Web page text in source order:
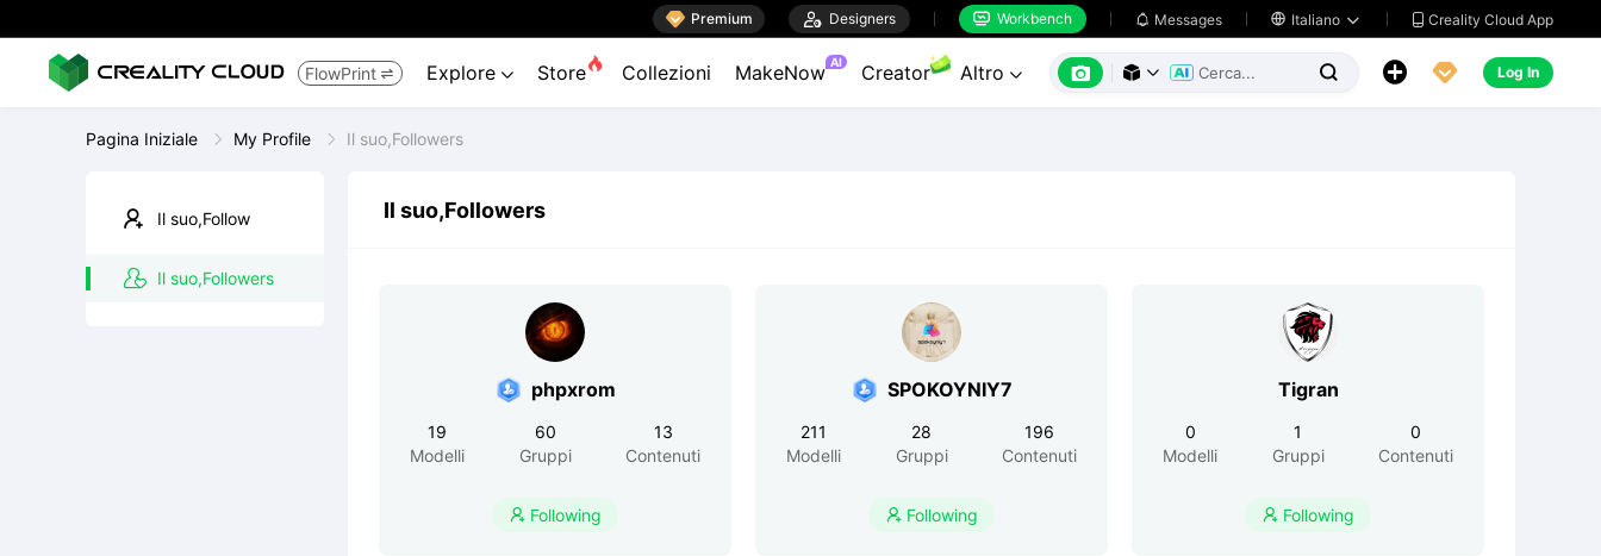
 Premium  Designers  Workbench  Messages  Italiano   Creality Cloud App
FlowPrint  Explore  Store Collezioni MakeNow AI Creator Altro        Log In
Pagina Iniziale My Profile Il suo,Followers
Il suo,Follow
Il suo,Followers
Il suo,Followers
phpxrom
19
Modelli
60
Gruppi
13
Contenuti
 Following
SPOKOYNIY7
211
Modelli
28
Gruppi
196
Contenuti
 Following
Tigran
0
Modelli
1
Gruppi
0
Contenuti
 Following